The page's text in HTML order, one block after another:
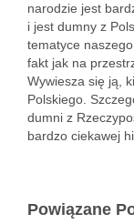
narodzie jest
i jest dumny z
tematyce
fakt jak na
Wywiesza się ją,
Polskiego.
dumni z
bardzo ciekawej
Powiązane